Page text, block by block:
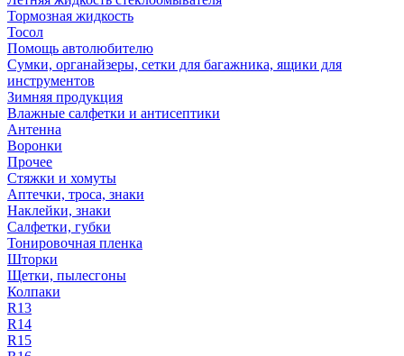
Тормозная жидкость
Тосол
Помощь автолюбителю
Сумки, органайзеры, сетки для багажника, ящики для
инструментов
Зимняя продукция
Влажные салфетки и антисептики
Антенна
Воронки
Прочее
Стяжки и хомуты
Аптечки, троса, знаки
Наклейки, знаки
Салфетки, губки
Тонировочная пленка
Шторки
Щетки, пылесгоны
Колпаки
R13
R14
R15